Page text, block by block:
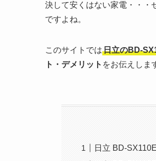
決して安くはない家電・・・
ですよね。
このサイトでは日立のBD-
ト・デメリット をお伝えしま
日立 BD-